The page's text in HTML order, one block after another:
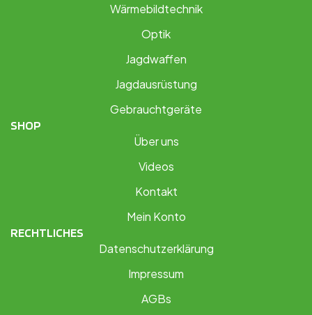
Wärmebildtechnik
Optik
Jagdwaffen
Jagdausrüstung
Gebrauchtgeräte
SHOP
Über uns
Videos
Kontakt
Mein Konto
RECHTLICHES
Datenschutzerklärung
Impressum
AGBs